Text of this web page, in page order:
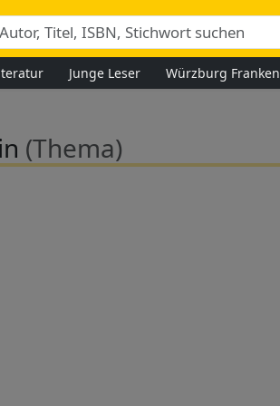
Junge Leser Würzburg Franken
(Thema)